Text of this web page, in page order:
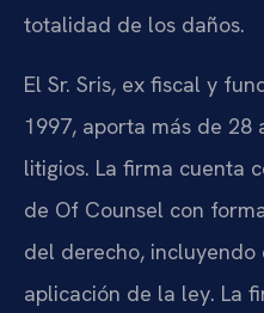
totalidad de los daños.
El Sr. Sris, ex fiscal y
1997, aporta más de 28
litigios. La firma cuenta
de Of Counsel con
del derecho,
aplicación de la ley. La